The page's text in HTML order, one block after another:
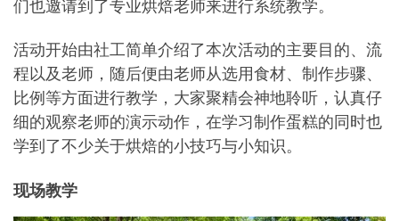
们也邀请到了专业烘焙老师来进行系统教学。
活动开始由社工简单介绍了本次活动的主要目的、流
程以及老师，随后便由老师从选用食材、制作步骤、
比例等方面进行教学，大家聚精会神地聆听，认真仔
细的观察老师的演示动作，在学习制作蛋糕的同时也
学到了不少关于烘焙的小技巧与小知识。
现场教学